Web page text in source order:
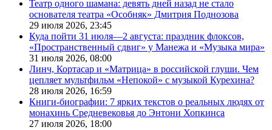
Театр одного шамана: девять дней назад не стало
основателя театра «Особняк» Дмитрия Поднозова
29 июля 2026, 23:45
Куда пойти 31 июля—2 августа: праздник флоксов,
«Пространственный сдвиг» у Манежа и «Музыка мира»
31 июля 2026, 08:00
Линч, Кортасар и «Матрица» в российской глуши. Чем
цепляет мультфильм «Непокой» с музыкой Курехина?
28 июля 2026, 16:59
Книги-биографии: 7 ярких текстов о реальных людях от
монахинь Средневековья до Энтони Хопкинса
27 июля 2026, 18:00